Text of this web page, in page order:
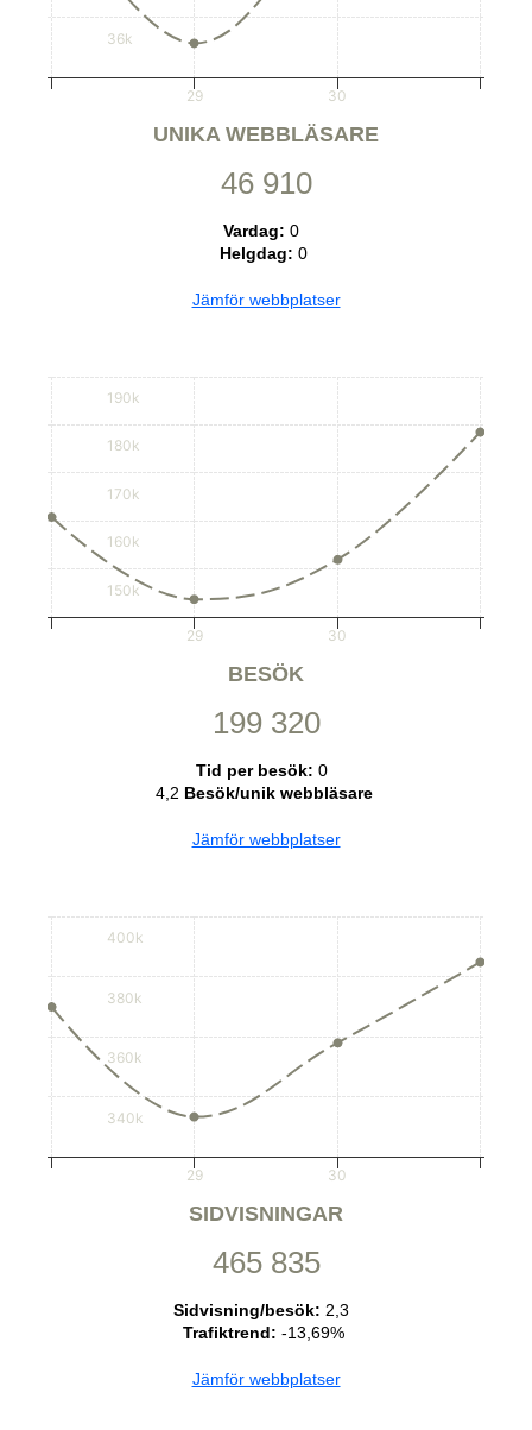
36k
29 30
UNIKA WEBBLÄSARE
46 910
Vardag: 0
Helgdag: 0
Jämför webbplatser
150k
160k
170k
180k
190k
29 30
BESÖK
199 320
Tid per besök: 0
4,2 Besök/unik webbläsare
Jämför webbplatser
340k
360k
380k
400k
29 30
SIDVISNINGAR
465 835
Sidvisning/besök: 2,3
Trafiktrend: -13,69%
Jämför webbplatser